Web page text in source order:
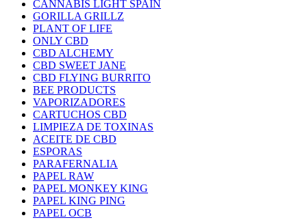
CANNABIS LIGHT SPAIN
GORILLA GRILLZ
PLANT OF LIFE
ONLY CBD
CBD ALCHEMY
CBD SWEET JANE
CBD FLYING BURRITO
BEE PRODUCTS
VAPORIZADORES
CARTUCHOS CBD
LIMPIEZA DE TOXINAS
ACEITE DE CBD
ESPORAS
PARAFERNALIA
PAPEL RAW
PAPEL MONKEY KING
PAPEL KING PING
PAPEL OCB